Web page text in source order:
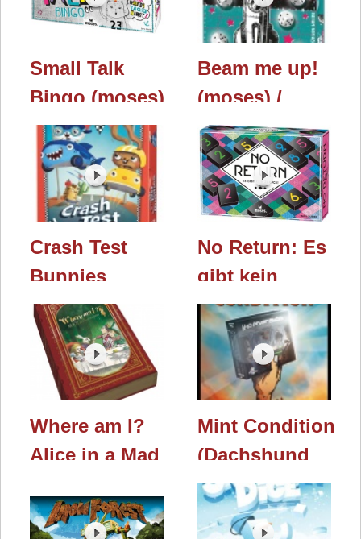
Small Talk
Bingo (moses)
/ Essen 2019
Beam me up!
(moses) /
Essen 2019
Crash Test
Bunnies
(moses) /
Essen 2019
No Return: Es
gibt kein
Zurück!
(moses) /
Essen 2019
Where am I?
Alice in a Mad
(Gotta2) /
Mint Condition
(Dachshund
Games) /
Essen 2019